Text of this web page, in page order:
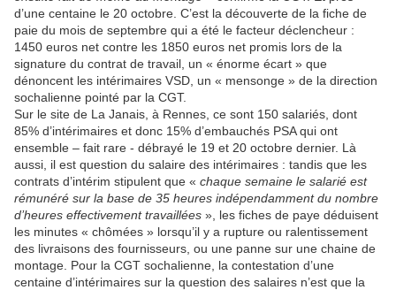
d’une centaine le 20 octobre. C’est la découverte de la fiche de
paie du mois de septembre qui a été le facteur déclencheur :
1450 euros net contre les 1850 euros net promis lors de la
signature du contrat de travail, un « énorme écart » que
dénoncent les intérimaires VSD, un « mensonge » de la direction
sochalienne pointé par la CGT.
Sur le site de La Janais, à Rennes, ce sont 150 salariés, dont
85% d’intérimaires et donc 15% d’embauchés PSA qui ont
ensemble – fait rare - débrayé le 19 et 20 octobre dernier. Là
aussi, il est question du salaire des intérimaires : tandis que les
contrats d’intérim stipulent que « chaque semaine le salarié est
rémunéré sur la base de 35 heures indépendamment du nombre
d’heures effectivement travaillées », les fiches de paye déduisent
les minutes « chômées » lorsqu’il y a rupture ou ralentissement
des livraisons des fournisseurs, ou une panne sur une chaine de
montage. Pour la CGT sochalienne, la contestation d’une
centaine d’intérimaires sur la question des salaires n’est que la